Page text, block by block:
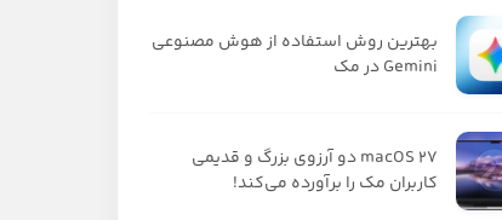
بهترین روش استفاده از هوش مصنوعی
Gemini در مک
macOS 27 دو آرزوی بزرگ و قدیمی
کاربران مک را برآورده می‌کند!